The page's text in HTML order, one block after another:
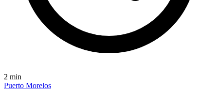
2 min
Puerto Morelos